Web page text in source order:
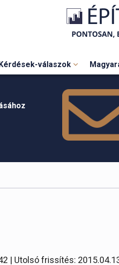
válaszok
| Utolsó frissítés: